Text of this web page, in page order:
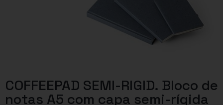
COFFEEPAD SEMI-RIGID. Bloco de
notas A5 com capa semi-rígida